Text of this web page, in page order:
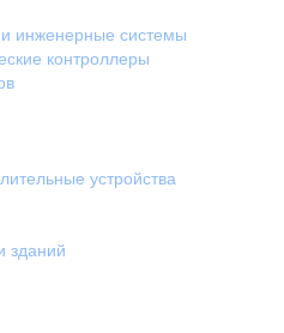
инженерные системы
контроллеры
устройства
зданий